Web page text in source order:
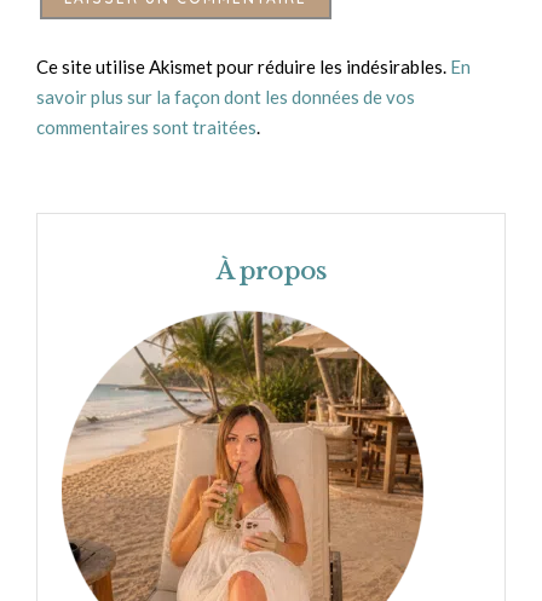
Ce site utilise Akismet pour réduire les indésirables. En
savoir plus sur la façon dont les données de vos
commentaires sont traitées.
À propos